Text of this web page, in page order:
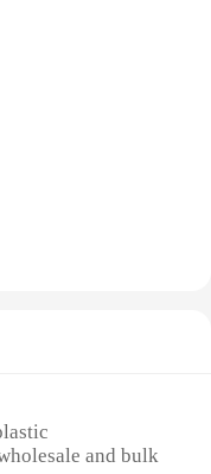
and bulk